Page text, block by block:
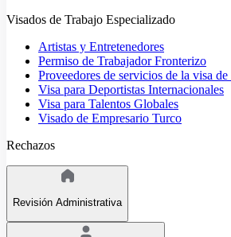
Visados de Trabajo Especializado
Artistas y Entretenedores
Permiso de Trabajador Fronterizo
Proveedores de servicios de la visa de
Visa para Deportistas Internacionales
Visa para Talentos Globales
Visado de Empresario Turco
Rechazos
Revisión Administrativa